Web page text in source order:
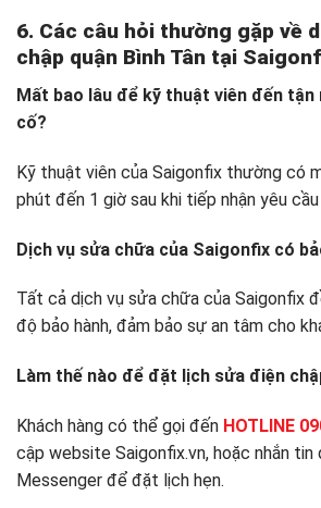
6. Các câu hỏi thường gặp về
chập quận Bình Tân tại
Mất bao lâu để kỹ thuật viên đến
cố?
Kỹ thuật viên của Saigonfix thường có
phút đến 1 giờ sau khi tiếp nhận yêu
Dịch vụ sửa chữa của Saigonfix có
Tất cả dịch vụ sửa chữa của Saigonfix
độ bảo hành, đảm bảo sự an tâm cho
Làm thế nào để đặt lịch sửa điện
Khách hàng có thể gọi đến HOTLINE
cập website Saigonfix.vn, hoặc nhắn tin
Messenger để đặt lịch hẹn.